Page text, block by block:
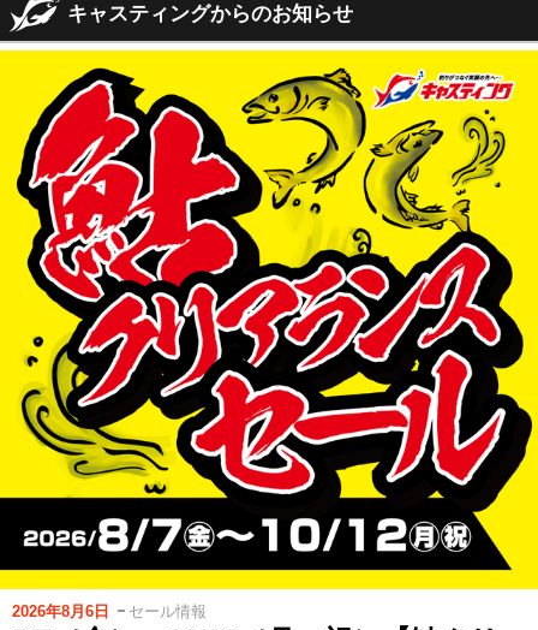
キャスティングからのお知らせ
2026年8月6日 セール情報